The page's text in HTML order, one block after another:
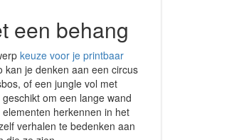
een behang
keuze voor je printbaar
kan je denken aan een circus
of een jungle vol met
om een lange wand
herkennen in het
verhalen te bedenken aan